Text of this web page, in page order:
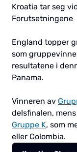
Kroatia tar seg
Forutsetningene
England topper
som
resultatene i
Panama.
Vinneren av
delsfinalen,
Gruppe K, som
eller Colombia.